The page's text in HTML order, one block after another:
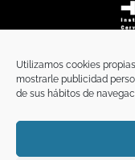
Utilizamos cookies
mostrarle publicidad
de sus hábitos de